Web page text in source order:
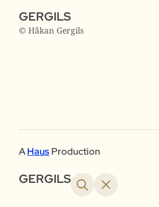
GERGILS
© Håkan Gergils
AHausProduction
GERGILS